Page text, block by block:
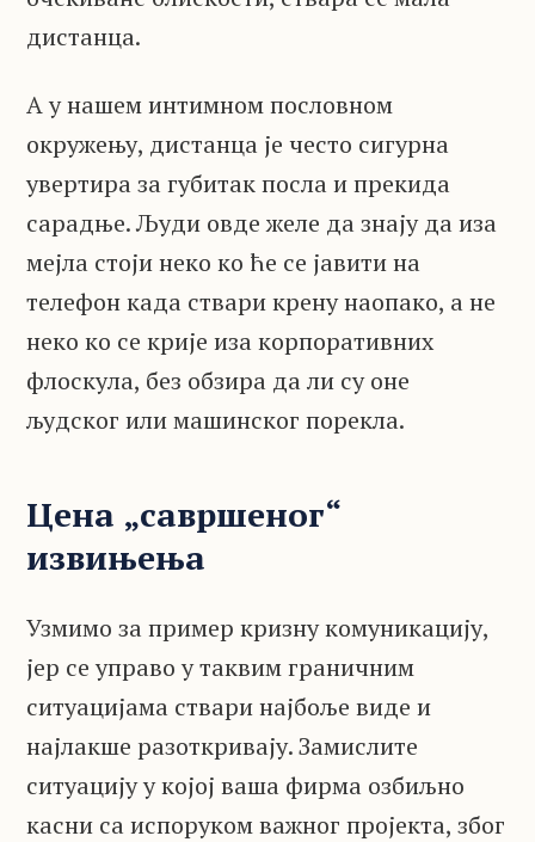
дистанца.
А у нашем интимном пословном
окружењу, дистанца је често сигурна
увертира за губитак посла и прекида
сарадње. Људи овде желе да знају да иза
мејла стоји неко ко ће се јавити на
телефон када ствари крену наопако, а не
неко ко се крије иза корпоративних
флоскула, без обзира да ли су оне
људског или машинског порекла.
Цена „савршеног“
извињења
Узмимо за пример кризну комуникацију,
јер се управо у таквим граничним
ситуацијама ствари најбоље виде и
најлакше разоткривају. Замислите
ситуацију у којој ваша фирма озбиљно
касни са испоруком важног пројекта, због